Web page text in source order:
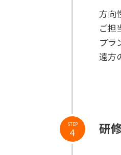
方向
ご担
プラ
遠方
研
STEP
4